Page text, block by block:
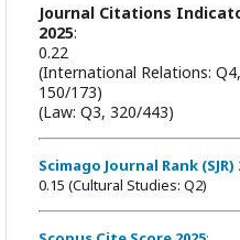
Journal Citations
2025:
0.22
(International Relations: Q4,
150/173)
(Law: Q3, 320/443)
Scimago Journal Rank (SJR)
0.15 (Cultural Studies: Q2)